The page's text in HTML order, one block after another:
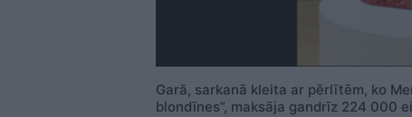
Garā, sarkanā kleita ar pērlītēm, ko
blondīnes”, maksāja gandrīz 224 000